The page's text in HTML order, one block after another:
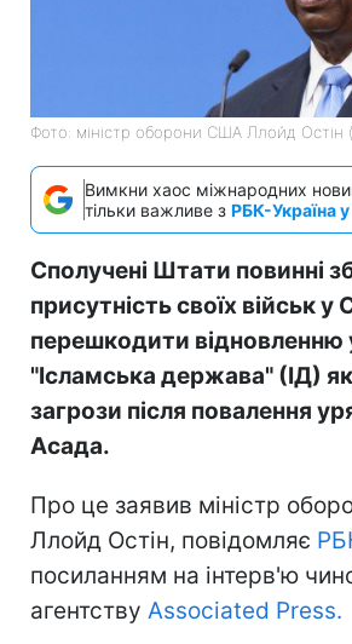
Фото: міністр оборони США Ллойд Остін
Вимкни хаос міжнародних
тільки важливе з РБК-Україна
Сполучені Штати повинні
присутність своїх військ у
перешкодити відновленню
"Ісламська держава" (ІД)
загрози після повалення
Асада.
Про це заявив міністр
Ллойд Остін, повідомляє
посиланням на інтерв'ю
агентству Associated Press.